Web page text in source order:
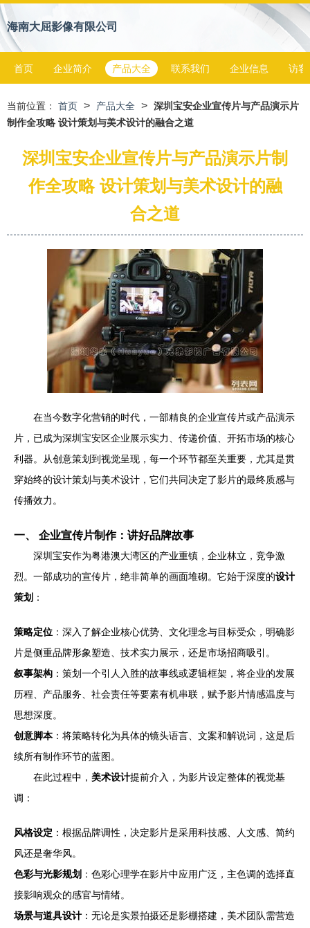
海南大屈影像有限公司
首页 企业简介 产品大全 联系我们 企业信息 访客
当前位置： 首页 > 产品大全 > 深圳宝安企业宣传片与产品演示片
制作全攻略 设计策划与美术设计的融合之道
深圳宝安企业宣传片与产品演示片制
作全攻略 设计策划与美术设计的融
合之道
在当今数字化营销的时代，一部精良的企业宣传片或产品演示
片，已成为深圳宝安区企业展示实力、传递价值、开拓市场的核心
利器。从创意策划到视觉呈现，每一个环节都至关重要，尤其是贯
穿始终的设计策划与美术设计，它们共同决定了影片的最终质感与
传播效力。
一、 企业宣传片制作：讲好品牌故事
深圳宝安作为粤港澳大湾区的产业重镇，企业林立，竞争激
烈。一部成功的宣传片，绝非简单的画面堆砌。它始于深度的设计
策划 ：
策略定位 ：深入了解企业核心优势、文化理念与目标受众，明确影
片是侧重品牌形象塑造、技术实力展示，还是市场招商吸引。
叙事架构 ：策划一个引人入胜的故事线或逻辑框架，将企业的发展
历程、产品服务、社会责任等要素有机串联，赋予影片情感温度与
思想深度。
创意脚本：将策略转化为具体的镜头语言、文案和解说词，这是后
续所有制作环节的蓝图。
在此过程中， 美术设计提前介入，为影片设定整体的视觉基
调：
风格设定 ：根据品牌调性，决定影片是采用科技感、人文感、简约
风还是奢华风。
色彩与光影规划 ：色彩心理学在影片中应用广泛，主色调的选择直
接影响观众的感官与情绪。
场景与道具设计 ：无论是实景拍摄还是影棚搭建，美术团队需营造